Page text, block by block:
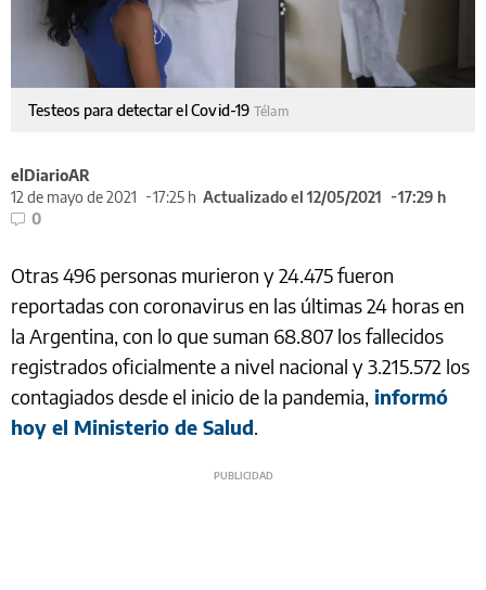
Testeos para detectar el Covid-19 Télam
elDiarioAR
12 de mayo de 2021
17:25 h Actualizado el 12/05/2021
17:29 h
0
Otras 496 personas murieron y 24.475 fueron
reportadas con coronavirus en las últimas 24 horas en
la Argentina, con lo que suman 68.807 los fallecidos
registrados oficialmente a nivel nacional y 3.215.572 los
contagiados desde el inicio de la pandemia, informó
hoy el Ministerio de Salud.